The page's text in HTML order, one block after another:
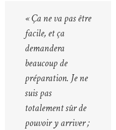
« Ça ne va pas être
facile, et ça
demandera
beaucoup de
préparation. Je ne
suis pas
totalement sûr de
pouvoir y arriver ;